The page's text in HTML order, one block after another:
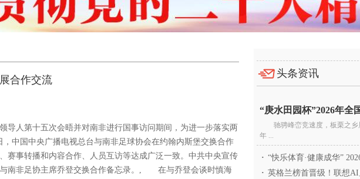
合作交流
人第十五次会晤并对南非进行国事访问期间，为进一步落实两
，中国中央广播电视总台与南非足球协会在约翰内斯堡交换合作
赛事转播和内容合作、人员互访等达成广泛一致。中共中央宣传
与南非足协主席乔登交换合作备忘录。, 在与乔登会谈时慎海
头条资讯
驰骋峰峦竞速度，板栗之乡
年 ...
· “快乐体育·健康成华” 2026
· 英格兰榜首晋级！联想AI